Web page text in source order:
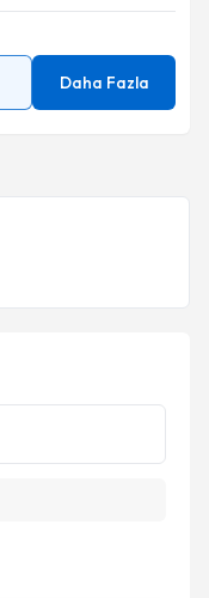
Daha Fazla